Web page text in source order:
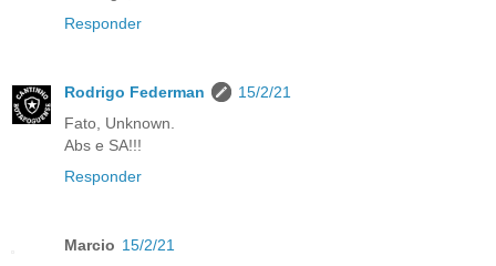
Responder
Rodrigo Federman
15/2/21
Fato, Unknown.
Abs e SA!!!
Responder
Marcio 15/2/21